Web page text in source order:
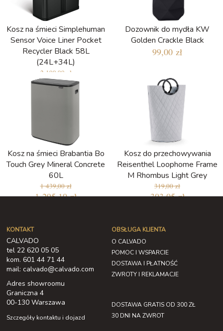
Kosz na śmieci Simplehuman
Sensor Voice Liner Pocket
Recycler Black 58L
(24L+34L)
2 199,99 zł
2 089,99 zł
Dozownik do mydła KW
Golden Crackle Black
99,00 zł
Kosz na śmieci Brabantia Bo
Touch Grey Mineral Concrete
60L
1 439,00 zł
1 295,10 zł
Kosz do przechowywania
Reisenthel Loophome Frame
M Rhombus Light Grey
319,00 zł
303,05 zł
KONTAKT
CALVADO
tel 22 620 05 05
kom. 601 44 71 44
mail: calvado@calvado.com
Adres showroomu
Graniczna 4
00-130 Warszawa
Szczegóły kontaktu i dojazd
OBSŁUGA KLIENTA
O CALVADO
POMOC I WSPARCIE
DOSTAWA I PŁATNOŚĆ
ZWROTY I REKLAMACJE
DOSTAWA GRATIS OD 300 ZŁ
30 DNI NA ZWROT